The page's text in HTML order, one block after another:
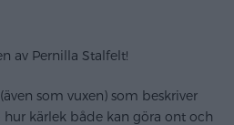
av Pernilla Stalfelt!
som vuxen) som beskriver
hur kärlek både kan göra ont och